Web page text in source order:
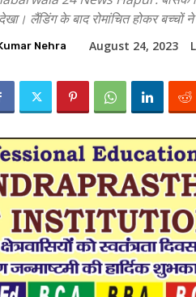
लैंडिंग के बाद रोमांचित होकर
Nehra August 24, 2023